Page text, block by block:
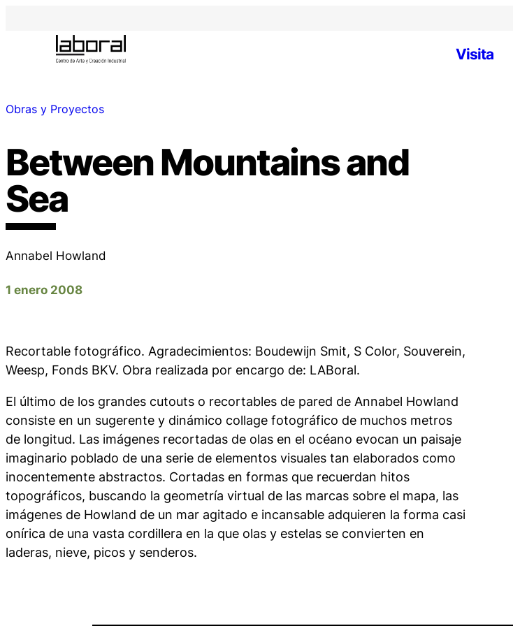
Visita
Obras y Proyectos
Between Mountains and
Sea
Annabel Howland
1 enero 2008
Recortable fotográfico. Agradecimientos: Boudewijn Smit, S Color, Souverein,
Weesp, Fonds BKV. Obra realizada por encargo de: LABoral.
El último de los grandes cutouts o recortables de pared de Annabel Howland
consiste en un sugerente y dinámico collage fotográfico de muchos metros
de longitud. Las imágenes recortadas de olas en el océano evocan un paisaje
imaginario poblado de una serie de elementos visuales tan elaborados como
inocentemente abstractos. Cortadas en formas que recuerdan hitos
topográficos, buscando la geometría virtual de las marcas sobre el mapa, las
imágenes de Howland de un mar agitado e incansable adquieren la forma casi
onírica de una vasta cordillera en la que olas y estelas se convierten en
laderas, nieve, picos y senderos.